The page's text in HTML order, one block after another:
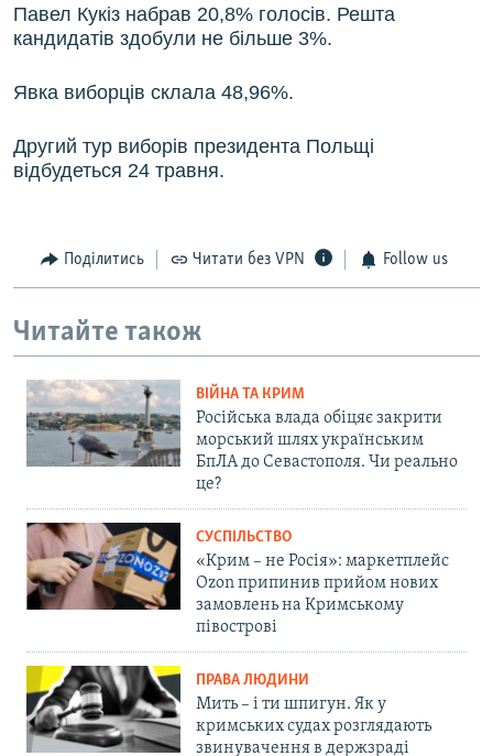
Павел Кукіз набрав 20,8% голосів. Решта
кандидатів здобули не більше 3%.
Явка виборців склала 48,96%.
Другий тур виборів президента Польщі
відбудеться 24 травня.
Поділитись Читати без VPN Follow us
Читайте також
ВІЙНА ТА КРИМ
Російська влада обіцяє закрити
морський шлях українським
БпЛА до Севастополя. Чи реально
це?
СУСПІЛЬСТВО
«Крим – не Росія»: маркетплейс
Ozon припинив прийом нових
замовлень на Кримському
півострові
ПРАВА ЛЮДИНИ
Мить – і ти шпигун. Як у
кримських судах розглядають
звинувачення в держзраді